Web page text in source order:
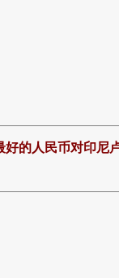
的人民币对印尼